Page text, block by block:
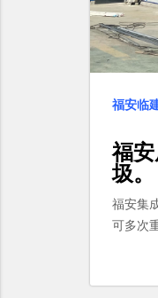
福安临
福
圾。
福安集
可多次